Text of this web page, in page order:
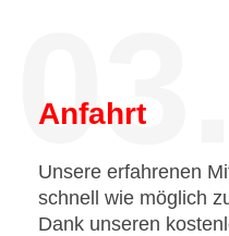
03.
Anfahrt
Unsere erfahrenen
schnell wie möglich
Dank unseren